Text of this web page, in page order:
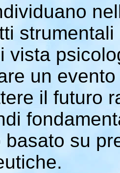
vista
un
il futuro
basato su